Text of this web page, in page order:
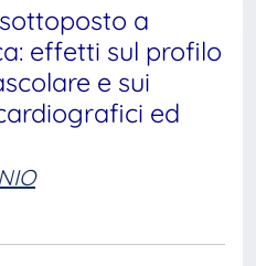
a
effetti sul profilo
e sui
ed